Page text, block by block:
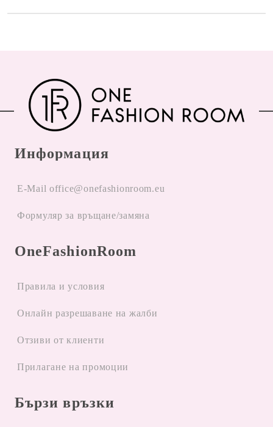
Информация
E-Mail office@onefashionroom.eu
Формуляр за връщане/замяна
OneFashionRoom
Правила и условия
Oнлайн разрешаване на жалби
Отзиви от клиенти
Прилагане на промоции
Бързи връзки